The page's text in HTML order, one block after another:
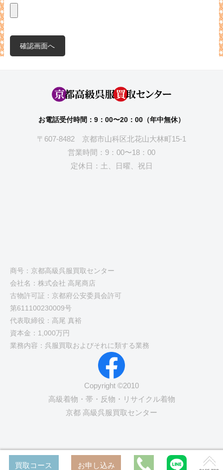
お電話受付時間：9：00〜20：00（年中無休）
〒607-8482 京都市山科区北花山大林町15-1
営業時間：9：00〜18：00
定休日：土、日曜、祝日
商号：京都高級呉服買取センター
会社名：株式会社 高尾商店
古物許可証：京都府公安委員会許可
第611100230009号
代表取締役：高尾 真裕
資本金：1,000万円
業務内容：呉服買取およびそれに類する業務
Copyright ©2010
高級着物・帯・反物・リサイクル着物
京都 高級呉服買取センター
買取コース お申し込み